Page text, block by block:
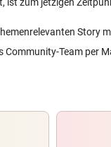
Story
Community-Team per